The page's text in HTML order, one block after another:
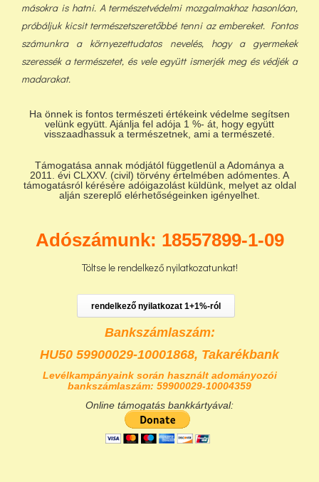
másokra is hatni. A természetvédelmi mozgalmakhoz hasonlóan,
próbáljuk kicsit természetszeretőbbé tenni az embereket. Fontos
számunkra a környezettudatos nevelés, hogy a gyermekek
szeressék a természetet, és vele együtt ismerjék meg és védjék a
madarakat.
Ha önnek is fontos természeti értékeink védelme segítsen
velünk együtt. Ajánlja fel adója 1 %- át, hogy együtt
visszaadhassuk a természetnek, ami a természeté.
Támogatása annak módjától függetlenül a Adománya a
2011. évi CLXXV. (civil) törvény értelmében adómentes. A
támogatásról kérésére adóigazolást küldünk, melyet az oldal
alján szereplő elérhetőségeinken igényelhet.
Adószámunk: 18557899-1-09
Töltse le rendelkező nyilatkozatunkat!
rendelkező nyilatkozat 1+1%-ról
Bankszámlaszám:
HU50 59900029-10001868, Takarékbank
Levélkampányaink során használt adományozói
bankszámlaszám: 59900029-10004359
Online támogatás bankkártyával: